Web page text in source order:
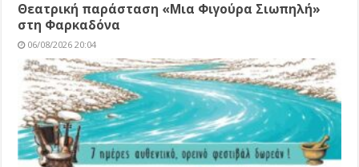
Θεατρική παράσταση «Μια Φιγούρα Σιωπηλή»
στη Φαρκαδόνα
06/08/2026 20:04